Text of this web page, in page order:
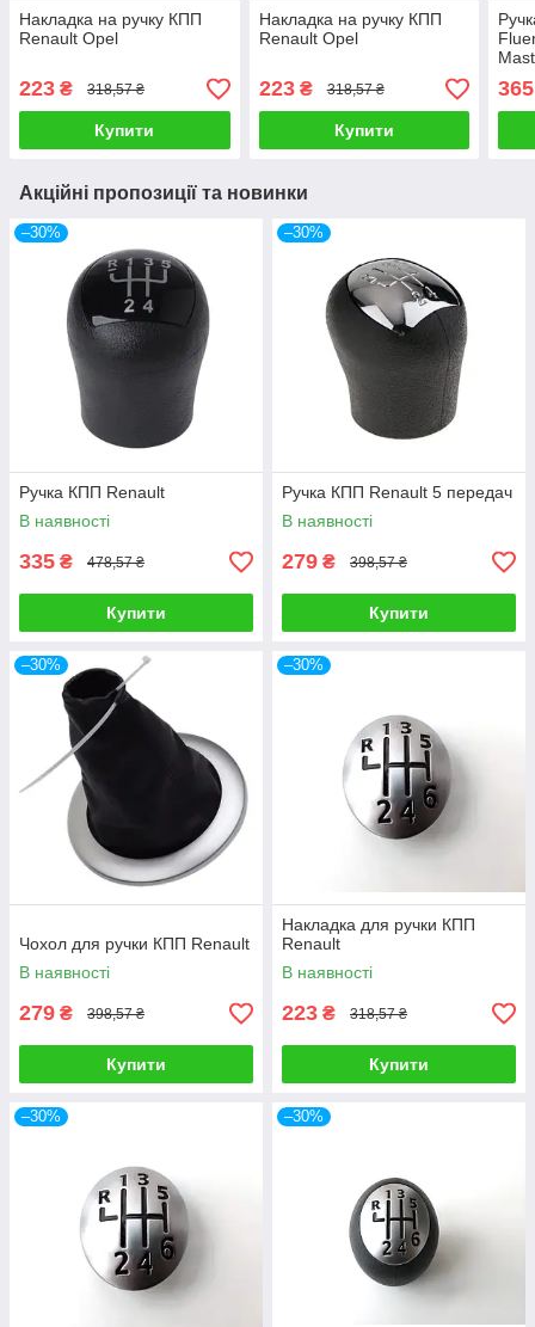
Накладка на ручку КПП
Renault Opel
223 ₴ 318,57 ₴
Купити
Накладка на ручку КПП
Renault Opel
223₴ 318,57 ₴
Купити
365
Акційні пропозиції та новинки
–30%
Ручка КПП Renault
В наявності
335 ₴ 478,57 ₴
Купити
–30%
Ручка КПП Renault 5 передач
В наявності
279 ₴ 398,57 ₴
Купити
–30%
Чохол для ручки КПП Renault
В наявності
279 ₴ 398,57 ₴
Купити
–30%
Накладка для ручки КПП
Renault
В наявності
223 ₴ 318,57 ₴
Купити
–30% –30%